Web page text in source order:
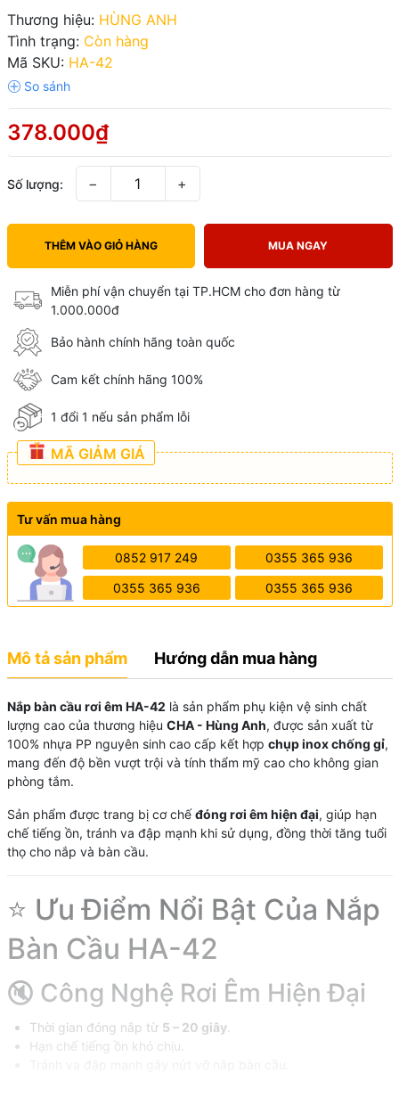
Thương hiệu: HÙNG ANH
Tình trạng: Còn hàng
Mã SKU: HA-42
378.000₫
Số lượng: − +
THÊM VÀO GIỎ HÀNG MUA NGAY
Miễn phí vận chuyển tại TP.HCM cho đơn hàng từ
1.000.000đ
Bảo hành chính hãng toàn quốc
Cam kết chính hãng 100%
1 đổi 1 nếu sản phẩm lỗi
MÃ GIẢM GIÁ
Tư vấn mua hàng
0852 917 249 0355 365 936
0355 365 936 0355 365 936
Mô tả sản phẩm Hướng dẫn mua hàng
Nắp bàn cầu rơi êm HA-42 là sản phẩm phụ kiện vệ sinh chất
lượng cao của thương hiệu CHA - Hùng Anh, được sản xuất từ
100% nhựa PP nguyên sinh cao cấp kết hợp chụp inox chống gỉ,
mang đến độ bền vượt trội và tính thẩm mỹ cao cho không gian
phòng tắm.
Sản phẩm được trang bị cơ chếđóng rơi êm hiện đại, giúp hạn
chế tiếng ồn, tránh va đập mạnh khi sử dụng, đồng thời tăng tuổi
thọ cho nắp và bàn cầu.
⭐ Ưu Điểm Nổi Bật Của Nắp
Bàn Cầu HA-42
🔇 Công Nghệ Rơi Êm Hiện Đại
Thời gian đóng nắp từ 5 – 20 giây.
Hạn chế tiếng ồn khó chịu.